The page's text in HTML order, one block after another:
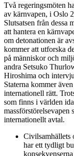
Två regeringsmöten
av kärnvapen, i Oslo
Slutsatsen från dessa
att hantera en
om detonationen är
kommer att utforska
på människor och
andra Setsuko
Hiroshima och
Staterna kommer
internationell rätt.
som finns i världen
massförstörelsevapen
internationellt avtal.
Civilsamhällets
har ett tydligt